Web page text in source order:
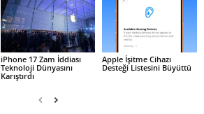
iPhone 17 Zam İddiası
Teknoloji Dünyasını
Karıştırdı
Apple İşitme Cihazı
Desteği Listesini Büyüttü